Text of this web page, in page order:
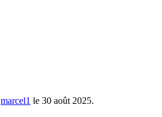
marcel1 le 30 août 2025.